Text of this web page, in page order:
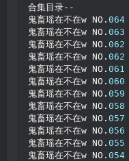
合集目录--
鬼畜瑶在不在w NO. 064
鬼畜瑶在不在w NO. 063
鬼畜瑶在不在w NO. 062
鬼畜瑶在不在w NO. 062
鬼畜瑶在不在w NO. 061
鬼畜瑶在不在w NO. 060
鬼畜瑶在不在w NO. 059
鬼畜瑶在不在w NO. 058
鬼畜瑶在不在w NO. 057
鬼畜瑶在不在w NO. 056
鬼畜瑶在不在w NO. 055
鬼畜瑶在不在w NO. 054